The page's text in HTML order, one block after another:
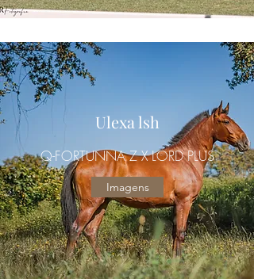
Ulexa lsh
Q-FORTUNNA Z X LORD PLUS
Imagens